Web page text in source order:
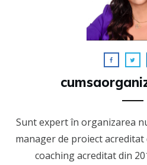
Sunt expert în organizarea
manager de proiect acreditat
coaching acreditat din